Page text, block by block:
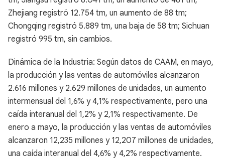
Zhejiang registró 12.754 tm, un aumento de 88 tm;
Chongqing registró 5.889 tm, una baja de 58 tm; Sichuan
registró 995 tm, sin cambios.
Dinámica de la Industria: Según datos de CAAM, en mayo,
la producción y las ventas de automóviles alcanzaron
2.616 millones y 2.629 millones de unidades, un aumento
intermensual del 1,6% y 4,1% respectivamente, pero una
caída interanual del 1,2% y 2,1% respectivamente. De
enero a mayo, la producción y las ventas de automóviles
alcanzaron 12,235 millones y 12,207 millones de unidades,
una caída interanual del 4,6% y 4,2% respectivamente.